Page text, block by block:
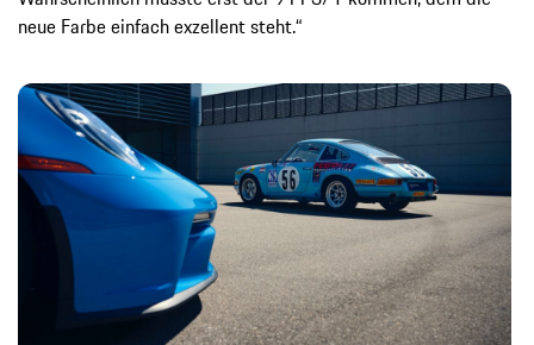
neue Farbe einfach exzellent steht.“